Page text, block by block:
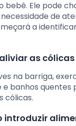
bebê. Ele pode
de
a
as
na barriga,
banhos quentes
cólicas.
introduzir